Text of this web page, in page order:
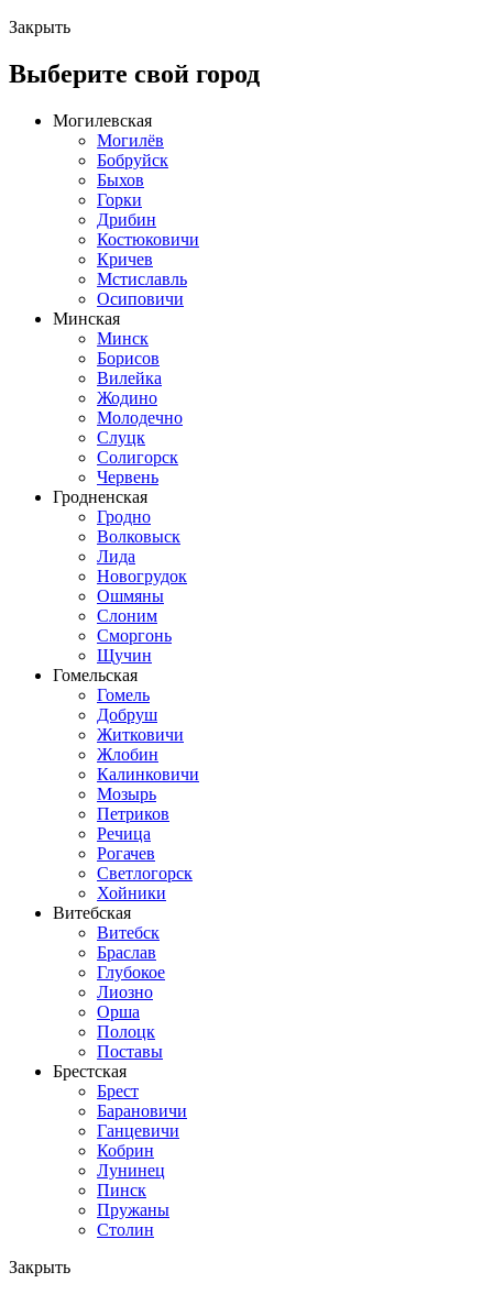
Закрыть
Выберите свой город
Могилевская
Могилёв
Бобруйск
Быхов
Горки
Дрибин
Костюковичи
Кричев
Мстиславль
Осиповичи
Минская
Минск
Борисов
Вилейка
Жодино
Молодечно
Слуцк
Солигорск
Червень
Гродненская
Гродно
Волковыск
Лида
Новогрудок
Ошмяны
Слоним
Сморгонь
Щучин
Гомельская
Гомель
Добруш
Житковичи
Жлобин
Калинковичи
Мозырь
Петриков
Речица
Рогачев
Светлогорск
Хойники
Витебская
Витебск
Браслав
Глубокое
Лиозно
Орша
Полоцк
Поставы
Брестская
Брест
Барановичи
Ганцевичи
Кобрин
Лунинец
Пинск
Пружаны
Столин
Закрыть